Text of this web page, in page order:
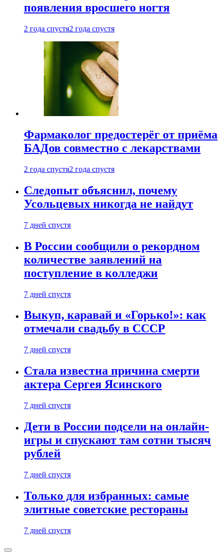
появления вросшего ногтя
2 года спустя2 года спустя
Фармаколог предостерёг от приёма
БАДов совместно с лекарствами
2 года спустя2 года спустя
Следопыт объяснил, почему
Усольцевых никогда не найдут
7 дней спустя
В России сообщили о рекордном
количестве заявлений на
поступление в колледжи
7 дней спустя
Выкуп, каравай и «Горько!»: как
отмечали свадьбу в СССР
7 дней спустя
Стала известна причина смерти
актера Сергея Ясинского
7 дней спустя
Дети в России подсели на онлайн-
игры и спускают там сотни тысяч
рублей
7 дней спустя
Только для избранных: самые
элитные советские рестораны
7 дней спустя